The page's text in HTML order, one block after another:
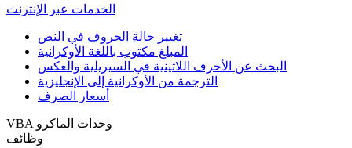
الخدمات عبر الإنترنت
تغيير حالة الحروف في النص
المبلغ مكتوب باللغة الأوكرانية
البحث عن الأحرف اللاتينية في السيريلية والعكس
الترجمة من الأوكرانية إلى الإنجليزية
أسعار الصرف
VBA وحدات الماكرو
وظائف